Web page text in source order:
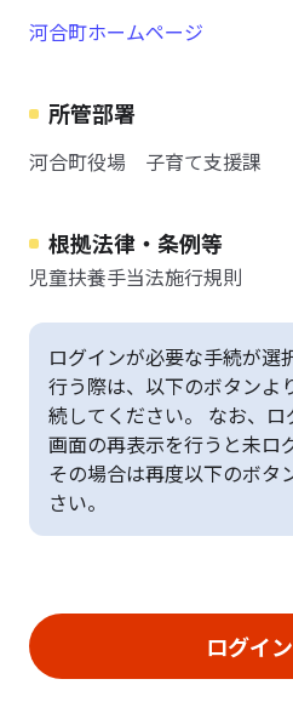
河合町ホームページ
所管部署
河合町役場 子育て支援課
根拠法律・条例等
児童扶養手当法施行規則
ログインが必要な手続が選
行う際は、以下のボタンよ
続してください。 なお、
画面の再表示を行うと未ロ
その場合は再度以下のボタ
さい。